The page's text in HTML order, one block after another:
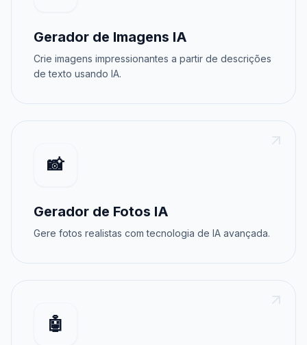
Gerador de Imagens IA
Crie imagens impressionantes a partir de descrições
de texto usando IA.
📸
Gerador de Fotos IA
Gere fotos realistas com tecnologia de IA avançada.
🤖